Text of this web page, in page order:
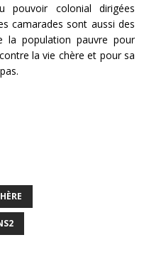
pouvoir colonial dirigées
camarades sont aussi des
la population pauvre pour
la vie chère et pour sa